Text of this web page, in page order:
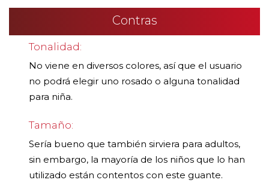
Contras
Tonalidad:
No viene en diversos colores, así que el usuario
no podrá elegir uno rosado o alguna tonalidad
para niña.
Tamaño:
Sería bueno que también sirviera para adultos,
sin embargo, la mayoría de los niños que lo han
utilizado están contentos con este guante.